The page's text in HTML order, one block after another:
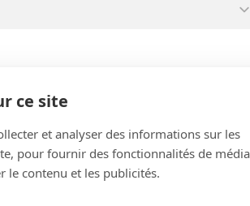
ce site
et analyser des informations sur les
pour fournir des fonctionnalités de
le contenu et les publicités.
fréquentes